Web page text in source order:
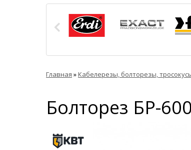
Главная »Кабелерезы, болторезы,
Болторез БР-